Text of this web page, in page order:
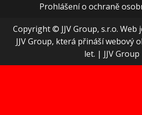
Prohlášení o ochraně
Copyright © JJV Group, s.r.o.
JJV Group, která přináší webový
let. | JJV Group